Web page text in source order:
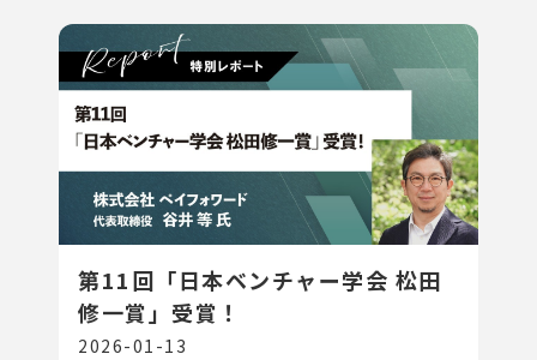
第11回「日本ベンチャー学会 松田
修一賞」受賞！
2026-01-13